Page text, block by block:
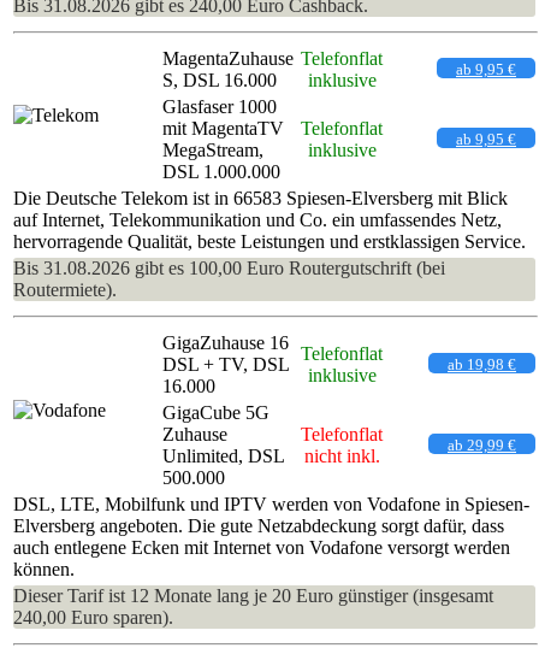
Bis 31.08.2026 gibt es 240,00 Euro Cashback.
MagentaZuhause
S, DSL 16.000
Telefonflat
inklusive
ab 9,95 €
Glasfaser 1000
mit MagentaTV
MegaStream,
DSL 1.000.000
Telefonflat
inklusive
ab 9,95 €
Die Deutsche Telekom ist in 66583 Spiesen-Elversberg mit Blick
auf Internet, Telekommunikation und Co. ein umfassendes Netz,
hervorragende Qualität, beste Leistungen und erstklassigen Service.
Bis 31.08.2026 gibt es 100,00 Euro Routergutschrift (bei
Routermiete).
GigaZuhause 16
DSL + TV, DSL
16.000
Telefonflat
inklusive
ab 19,98 €
GigaCube 5G
Zuhause
Unlimited, DSL
500.000
Telefonflat
nicht inkl.
ab 29,99 €
DSL, LTE, Mobilfunk und IPTV werden von Vodafone in Spiesen-
Elversberg angeboten. Die gute Netzabdeckung sorgt dafür, dass
auch entlegene Ecken mit Internet von Vodafone versorgt werden
können.
Dieser Tarif ist 12 Monate lang je 20 Euro günstiger (insgesamt
240,00 Euro sparen).